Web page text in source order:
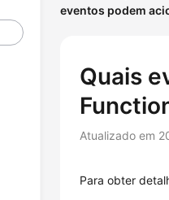
eventos podem
Quais
Atualizado em
Para obter